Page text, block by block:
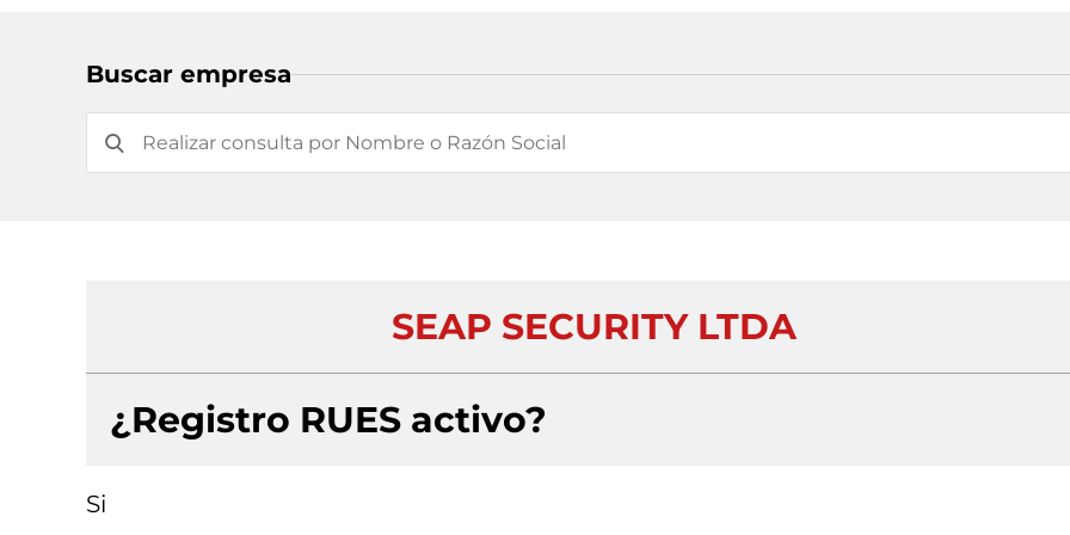
Buscar empresa
SEAP SECURITY LTDA
¿Registro RUES activo?
Si